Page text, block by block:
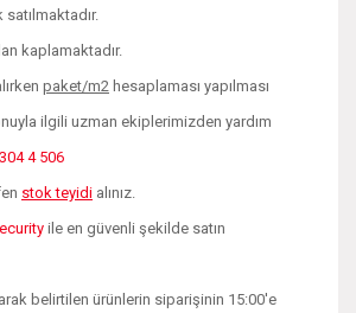
satılmaktadır.
kaplamaktadır.
paket/m2 hesaplaması yapılması
ilgili uzman ekiplerimizden yardım
4 506
stok teyidi alınız.
ile en güvenli şekilde satın
belirtilen ürünlerin siparişinin 15:00'e